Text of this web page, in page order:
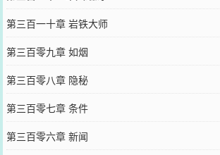
第三百一十章 岩铁大师
第三百零九章 如烟
第三百零八章 隐秘
第三百零七章 条件
第三百零六章 新闻